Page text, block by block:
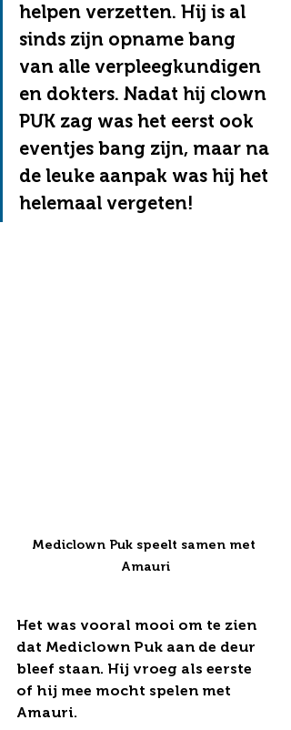
helpen verzetten. Hij is al
sinds zijn opname bang
van alle verpleegkundigen
en dokters. Nadat hij clown
PUK zag was het eerst ook
eventjes bang zijn, maar na
de leuke aanpak was hij het
helemaal vergeten!
Mediclown Puk speelt samen met
Amauri
Het was vooral mooi om te zien
dat Mediclown Puk aan de deur
bleef staan. Hij vroeg als eerste
of hij mee mocht spelen met
Amauri.